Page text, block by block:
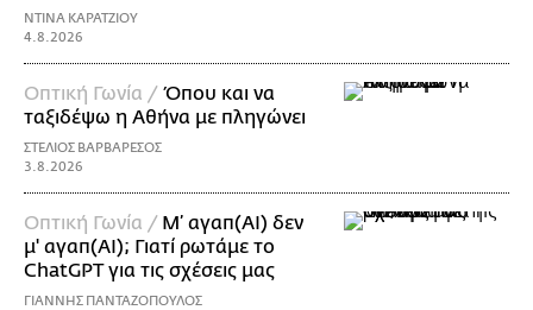
ΝΤΙΝΑ ΚΑΡΑΤΖΙΟΥ
4.8.2026
Οπτική Γωνία /Όπου και να
ταξιδέψω η Αθήνα με πληγώνει
ΣΤΕΛΙΟΣ ΒΑΡΒΑΡΕΣΟΣ
3.8.2026
Οπτική Γωνία / Μ’ αγαπ(AI) δεν
μ' αγαπ(ΑΙ); Γιατί ρωτάμε το
ChatGPT για τις σχέσεις μας
ΓΙΑΝΝΗΣ ΠΑΝΤΑΖΟΠΟΥΛΟΣ